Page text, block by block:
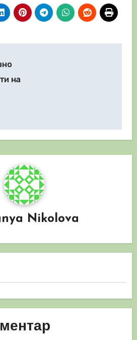
на
Nikolova